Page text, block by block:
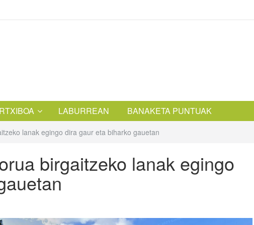
LABURREAN BANAKETA PUNTUAK
lanak egingo dira gaur eta biharko gauetan
birgaitzeko lanak egingo